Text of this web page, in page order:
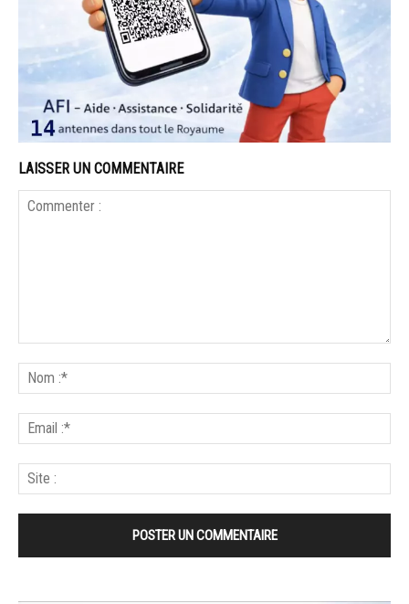
LAISSER UN COMMENTAIRE